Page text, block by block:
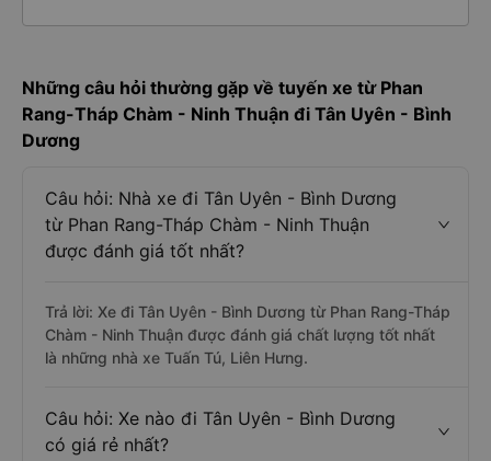
Những câu hỏi thường gặp về tuyến xe từ Phan
Rang-Tháp Chàm - Ninh Thuận đi Tân Uyên - Bình
Dương
Câu hỏi: Nhà xe đi Tân Uyên - Bình Dương
từ Phan Rang-Tháp Chàm - Ninh Thuận
được đánh giá tốt nhất?
Trả lời: Xe đi Tân Uyên - Bình Dương từ Phan Rang-Tháp
Chàm - Ninh Thuận được đánh giá chất lượng tốt nhất
là những nhà xe Tuấn Tú, Liên Hưng.
Câu hỏi: Xe nào đi Tân Uyên - Bình Dương
có giá rẻ nhất?